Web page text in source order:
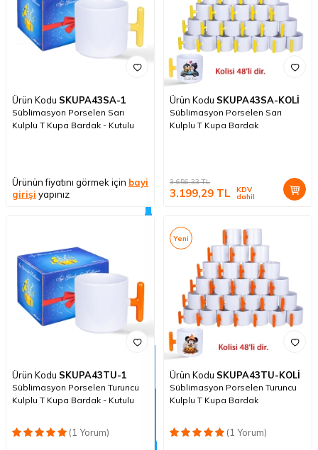
Ürün Kodu SKUPA43SA-1
Süblimasyon Porselen Sarı
Kulplu T Kupa Bardak - Kutulu
Ürünün fiyatını görmek için bayi
girişi yapınız
Ürün Kodu SKUPA43SA-KOLİ
Süblimasyon Porselen Sarı
Kulplu T Kupa Bardak
3.656,33TL
3.199,29 TL KDV
dahil
Ürün Kodu SKUPA43TU-1
Süblimasyon Porselen Turuncu
Kulplu T Kupa Bardak - Kutulu
(1 Yorum)
Yeni
Ürün Kodu SKUPA43TU-KOLİ
Süblimasyon Porselen Turuncu
Kulplu T Kupa Bardak
(1 Yorum)